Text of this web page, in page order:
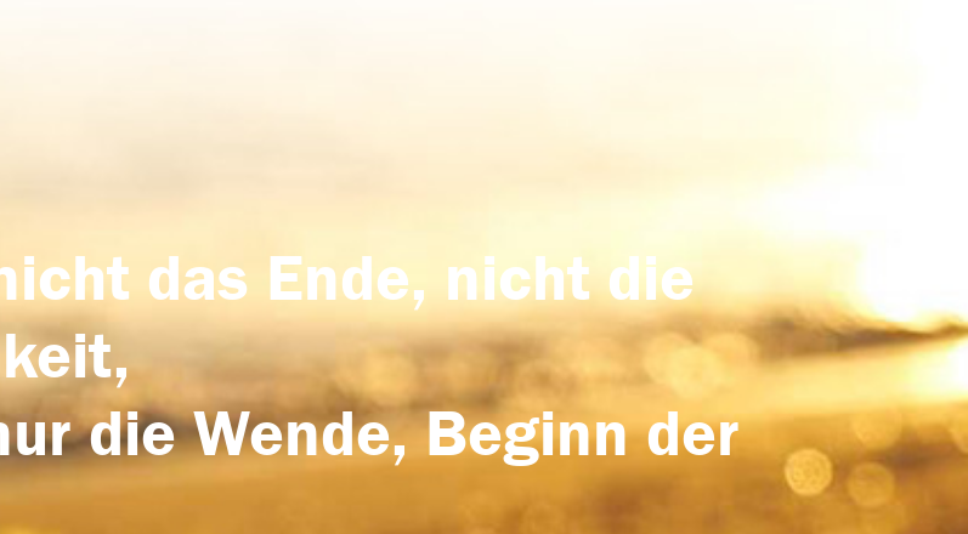
das Ende, nicht die
die Wende, Beginn der